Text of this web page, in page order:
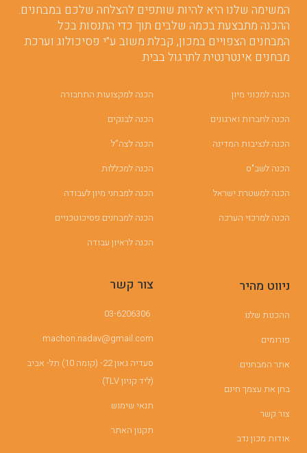
המשימה שלנו היא להיות שותפים להצלחה שלכם במבחנים.
ההכנה מתבצעת בכמה שלבים תוך כדי התנסות בכל
המבחנים הצפויים במכון, קבלת משוב ע”י פסיכולוג וערכת
מבחנים אינטרנטית לתרגול בבית.
הכנה למכוני מיון
הכנה לחברות וארגונים
הכנה לנציבות המדינה
הכנה לשב"ס
הכנה למשטרת ישראל
הכנה למרכזי הערכה
הכנה למקצועות התחבורה
הכנה לבנקים
הכנה לצה”ל
הכנה למכללות
הכנה למבחני מיון לעבודה
הכנה למבחנים פסיכוטכניים
הכנה לראיון עבודה
ניווט מהיר
ההכנות שלנו
פורומים
אתר המבחנים
בחן את עצמך חינם
צור קשר
אודות מכון נדב
צור קשר
03-6206306
machon.nadav@gmail.com
סעדיה גאון 22- (קומה 10) תל- אביב
(ליד קניון TLV)
תנאי שימוש
תקנון האתר